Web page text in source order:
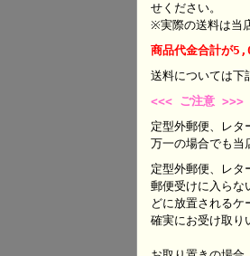
せください。
※実際の送料は当
商品代金合計が
送料については
<<< ご注意 >>>
定型外郵便、レタ
万一の場合でも当
定型外郵便、レタ
郵便受けに入らな
どに放置されるケ
確実にお受け取り